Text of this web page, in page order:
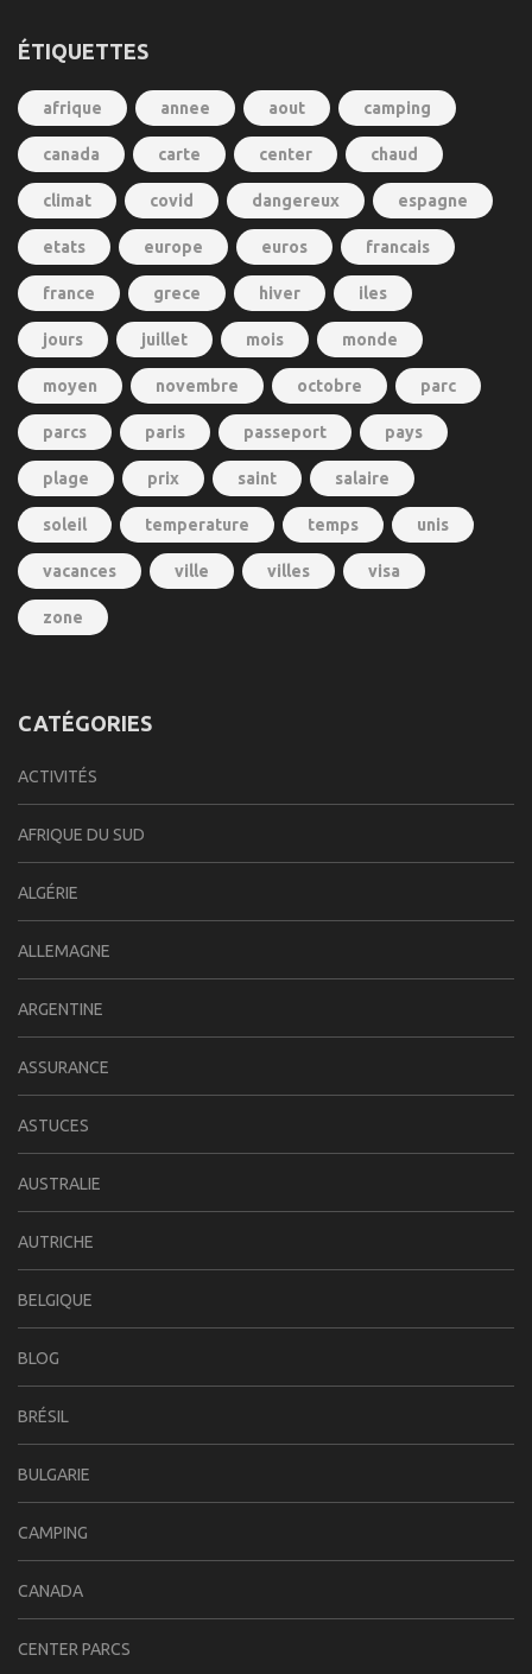
ÉTIQUETTES
afrique annee aout camping
canada carte center chaud
climat covid dangereux espagne
etats europe euros francais
france grece hiver iles
jours juillet mois monde
moyen novembre octobre parc
parcs paris passeport pays
plage prix saint salaire
soleil temperature temps unis
vacances ville villes visa
zone
CATÉGORIES
ACTIVITÉS
AFRIQUE DU SUD
ALGÉRIE
ALLEMAGNE
ARGENTINE
ASSURANCE
ASTUCES
AUSTRALIE
AUTRICHE
BELGIQUE
BLOG
BRÉSIL
BULGARIE
CAMPING
CANADA
CENTER PARCS